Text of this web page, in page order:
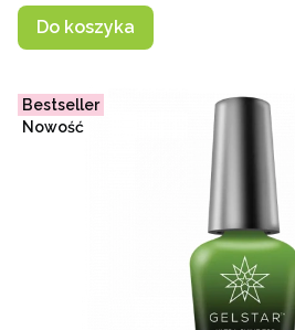
Do koszyka
Bestseller
Nowość